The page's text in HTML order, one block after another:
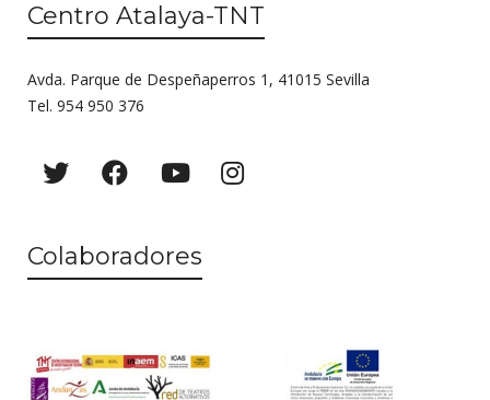
Centro Atalaya-TNT
Avda. Parque de Despeñaperros 1, 41015 Sevilla
Tel. 954 950 376
Colaboradores